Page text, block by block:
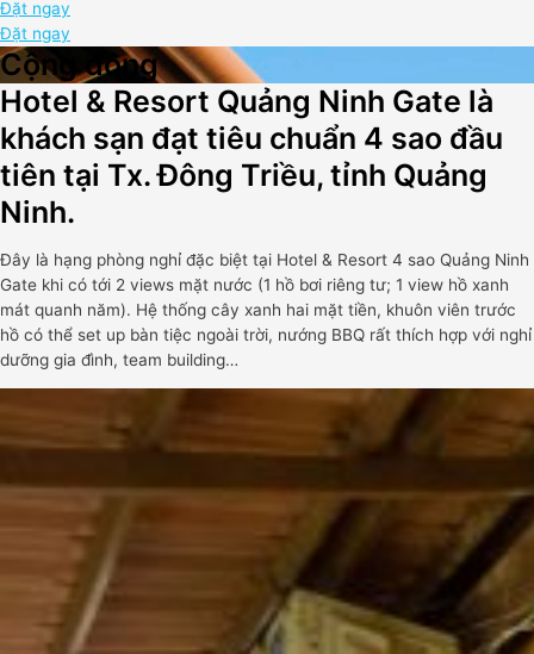
Đặt ngay
Đặt ngay
Cộng đồng
Hotel & Resort Quảng Ninh Gate là
khách sạn đạt tiêu chuẩn 4 sao đầu
tiên tại Tx. Đông Triều, tỉnh Quảng
Ninh.
Đây là hạng phòng nghỉ đặc biệt tại Hotel & Resort 4 sao Quảng Ninh
Gate khi có tới 2 views mặt nước (1 hồ bơi riêng tư; 1 view hồ xanh
mát quanh năm). Hệ thống cây xanh hai mặt tiền, khuôn viên trước
hồ có thể set up bàn tiệc ngoài trời, nướng BBQ rất thích hợp với nghỉ
dưỡng gia đình, team building…